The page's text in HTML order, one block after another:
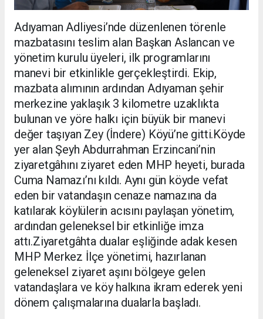
Adıyaman Adliyesi’nde düzenlenen törenle
mazbatasını teslim alan Başkan Aslancan ve
yönetim kurulu üyeleri, ilk programlarını
manevi bir etkinlikle gerçekleştirdi. Ekip,
mazbata alımının ardından Adıyaman şehir
merkezine yaklaşık 3 kilometre uzaklıkta
bulunan ve yöre halkı için büyük bir manevi
değer taşıyan Zey (İndere) Köyü’ne gitti.Köyde
yer alan Şeyh Abdurrahman Erzincani’nin
ziyaretgâhını ziyaret eden MHP heyeti, burada
Cuma Namazı’nı kıldı. Aynı gün köyde vefat
eden bir vatandaşın cenaze namazına da
katılarak köylülerin acısını paylaşan yönetim,
ardından geleneksel bir etkinliğe imza
attı.Ziyaretgâhta dualar eşliğinde adak kesen
MHP Merkez İlçe yönetimi, hazırlanan
geleneksel ziyaret aşını bölgeye gelen
vatandaşlara ve köy halkına ikram ederek yeni
dönem çalışmalarına dualarla başladı.